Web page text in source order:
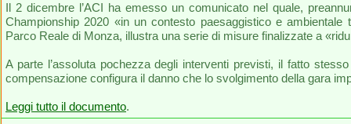
Il 2 dicembre l’ACI ha emesso un comunicato nel quale,
Championship 2020 «in un contesto paesaggistico e
Parco Reale di Monza, illustra una serie di misure finalizzate a
A parte l’assoluta pochezza degli interventi previsti, il fatto
compensazione configura il danno che lo svolgimento della gara
Leggi tutto il documento.